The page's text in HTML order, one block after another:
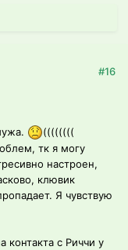
#16
((((((((
тк я могу
настроен,
клювик
Я чувствую
контакта с Риччи у